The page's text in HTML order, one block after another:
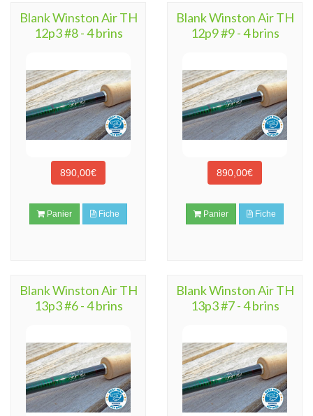
Blank Winston Air TH
12p3 #8 - 4 brins
890,00€
Panier Fiche
Blank Winston Air TH
12p9 #9 - 4 brins
890,00€
Panier Fiche
Blank Winston Air TH
13p3 #6 - 4 brins
Blank Winston Air TH
13p3 #7 - 4 brins